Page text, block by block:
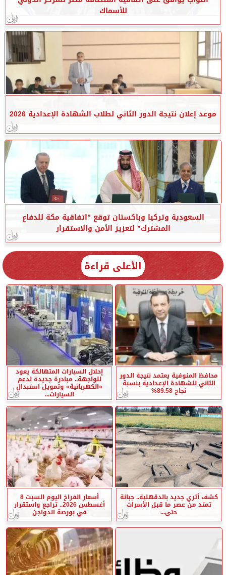
للأسماك
موعد إعلان نتيجة الدور الثاني لطلاب الشهادة الإعدادية 2026
السعودية وتركيا وباكستان توقع ”اتفاقية مكة للدفاع
المشترك” لتعزيز الأمن والاستقرار
الأعلى قراءة
محافظ المنوفية يعتمد نتيجة الدور
الثاني للشهادة الإعدادية بنسبة
نجاح 89.58%
إحلال السيارات المتهالكة يعود
للواجهة.. مبادرة جديدة لدعم
«الكهربائية» وتمويل استبدال
السيارات...
كشف أثري جديد بالدقهلية.. جبانة
تمتد من عصر ما قبل الأسرات
حتى...
أسعار الفراخ اليوم السبت 8
أغسطس 2026.. تراجع واستقرار
في بورصة الدواجن